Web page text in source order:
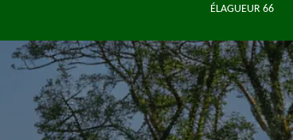
ÉLAGUEUR 66